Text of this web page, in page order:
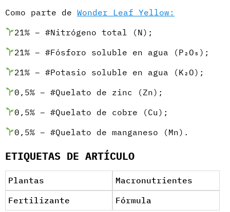
Como parte de Wonder Leaf Yellow:
21% – #Nitrógeno total (N);
21% – #Fósforo soluble en agua (P₂O₅);
21% – #Potasio soluble en agua (K₂O);
0,5% – #Quelato de zinc (Zn);
0,5% – #Quelato de cobre (Cu);
0,5% – #Quelato de manganeso (Mn).
ETIQUETAS DE ARTÍCULO
Plantas
Macronutrientes
Fertilizante
Fórmula